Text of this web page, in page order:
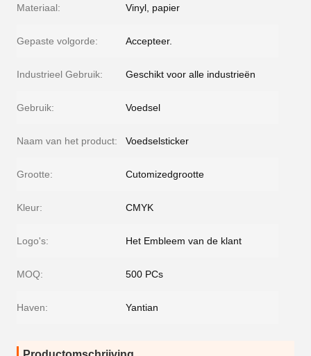
Materiaal: Vinyl, papier
Gepaste volgorde: Accepteer.
Industrieel Gebruik: Geschikt voor alle industrieën
Gebruik: Voedsel
Naam van het product: Voedselsticker
Grootte: Cutomizedgrootte
Kleur: CMYK
Logo's: Het Embleem van de klant
MOQ: 500 PCs
Haven: Yantian